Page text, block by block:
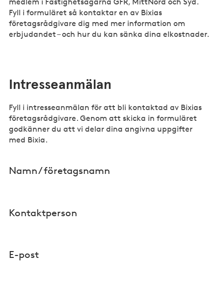
Fyll i formuläret så kontaktar en av Bixias
företagsrådgivare dig med mer information om
erbjudandet – och hur du kan sänka dina elkostnader.
Intresseanmälan
Fyll i intresseanmälan för att bli kontaktad av Bixias
företagsrådgivare. Genom att skicka in formuläret
godkänner du att vi delar dina angivna uppgifter
med Bixia.
Namn / företagsnamn
Kontaktperson
E-post